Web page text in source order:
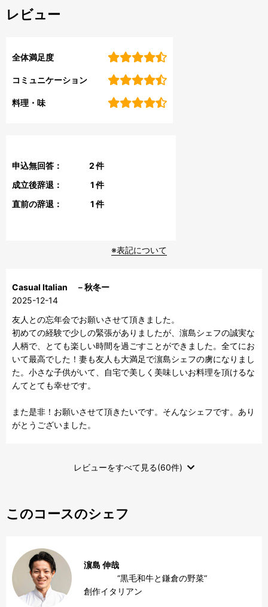
レビュー
全体満足度
コミュニケーション
料理・味
申込無回答： 2件
成立後辞退：
1件
直前の辞退：
1件
※表記について
Casual Italian －秋冬ー
2025-12-14
友人との忘年会でお願いさせて頂きました。
初めての経験で少しの緊張がありましたが、濵島シェフの誠実な
人柄で、とても楽しい時間を過ごすことができました。全てにお
いて最高でした！妻も友人も大満足で濵島シェフの虜になりまし
た。小さな子供がいて、自宅で美しく美味しいお料理を頂けるな
んてとても幸せです。
また是非！お願いさせて頂きたいです。そんなシェフです。あり
がとうございました。
レビューをすべて見る(60件)
このコースのシェフ
濵島 伸哉
“黒毛和牛と鎌倉の野菜“
創作イタリアン